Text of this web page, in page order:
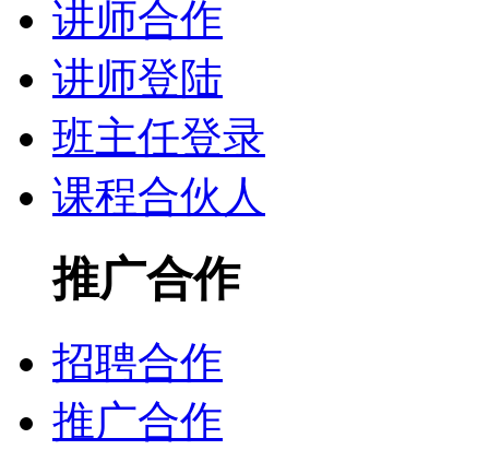
讲师合作
讲师登陆
班主任登录
课程合伙人
推广合作
招聘合作
推广合作